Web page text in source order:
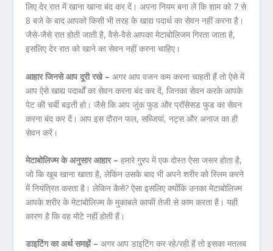
लिए देर रात में खाना खाना बंद कर दें। अपना नियम बना लें कि शाम को 7 से
8 बजे के बाद आपको किसी भी तरह के खाद्य पदार्थ का सेवन नहीं करना है।
जैसे-जैसे रात होती जाती है, वैसे-वैसे आपका मेटाबोलिजम गिरता जाता है,
इसलिए देर रात को खाने का सेवन नहीं करना चाहिए।
आहार जिनसे आप दूरी रखे – अगर आप वजन कम करना चाहती हैं तो ऐसे में
आप ऐसे खाद्य पदार्थों का सेवन करना बंद कर दें, जिनका सेवन करके आपके
पेट की चर्बी बढ़ती हो। जैसे कि आप जुंक फुड और प्रॉसेसड फुड का सेवन
करना बंद कर दें। आप इस दौरान फल, सब्जियां, नट्स और अनाज का ही
सेवन करें।
मेटाबोलिज्म के अनुसार आहार – हमारे गु्रप में एक दोस्त ऐसा जरूर होता है,
जो कि खूब खाना खाता है, लेकिन उसके बाद भी अपने शरीर को स्लिम करने
में नियंत्रित करता है। लेकिन कैसे? ऐसा इसलिए क्योंकि उनका मेटाबोलिज्म
आपके शरीर के मेटाबोलिज्म के मुकाबले काफी तेजी से काम करता है। यही
कारण है कि वह मोटे नहीं होती हैं।
डाइटिंग का अर्थ समझें – अगर आप डाइटिंग कर रहे/रही हैं तो इसका मतलब